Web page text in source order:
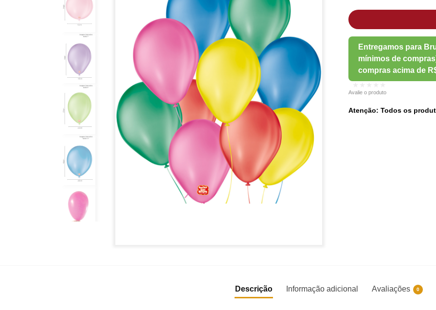
Avalie o produto
Atenção: Todos os
Descrição Informação adicional Avaliações 0